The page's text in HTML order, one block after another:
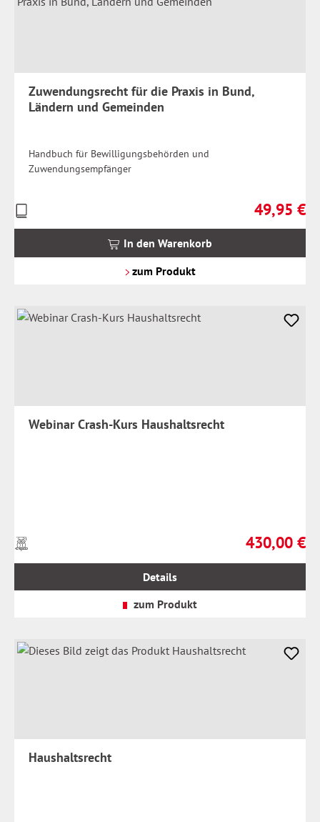
Zuwendungsrecht für die Praxis in Bund,
Ländern und Gemeinden
Handbuch für Bewilligungsbehörden und
Zuwendungsempfänger
Regulärer
49,95 €
Preise
inkl.
In den Warenkorb
zum Produkt
Webinar Crash-Kurs Haushaltsrecht
Regulärer
430,00 €
Preise
inkl.
Details
zum Produkt
Haushaltsrecht